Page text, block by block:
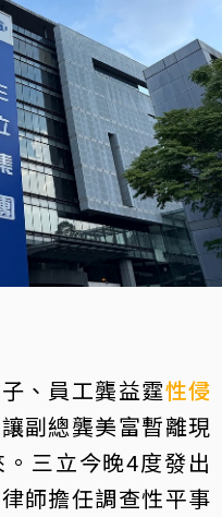
、員工龔益霆性侵
副總龔美富暫離現
三立今晚4度發出
師擔任調查性平事